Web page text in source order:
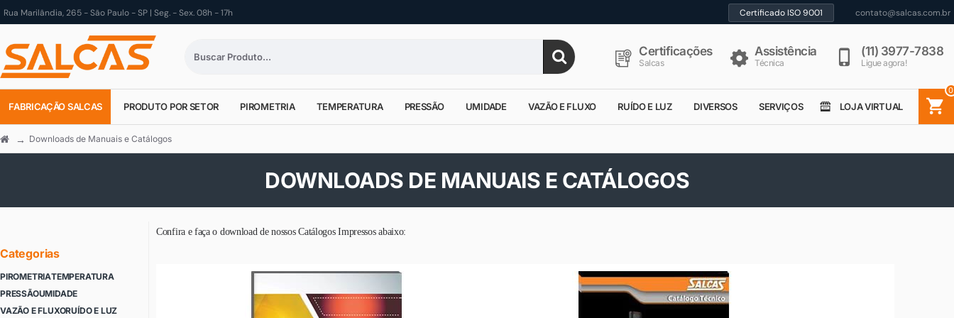
Rua Marilândia, 265 - São Paulo - SP | Seg. - Sex. 08h - 17h Certificado ISO 9001 contato@salcas.com.br
Certificações
Salcas
Assistência
Técnica
(11) 3977-7838
Ligue agora!
FABRICAÇÃO SALCAS PRODUTO POR SETOR PIROMETRIA TEMPERATURA PRESSÃO UMIDADE VAZÃO E FLUXO RUÍDO E LUZ DIVERSOS SERVIÇOS LOJA VIRTUAL
0
Downloads de Manuais e Catálogos
DOWNLOADS DE MANUAIS E CATÁLOGOS
Categorias
PIROMETRIATEMPERATURA
PRESSÃOUMIDADE
VAZÃO E FLUXORUÍDO E LUZ
Confira e faça o download de nossos Catálogos Impressos abaixo: